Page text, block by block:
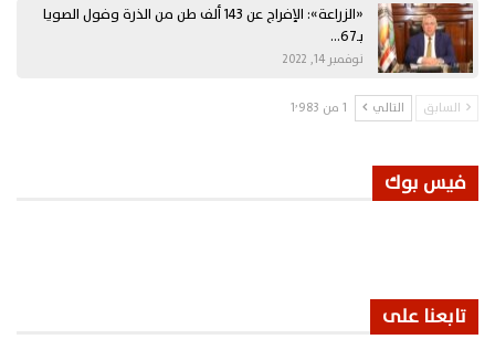
«الزراعة»: الإفراج عن 143 ألف طن من الذرة وفول الصويا
بـ67…
نوفمبر 14, 2022
السابق التالي 1 من 1٬983
فيس بوك
تابعنا على